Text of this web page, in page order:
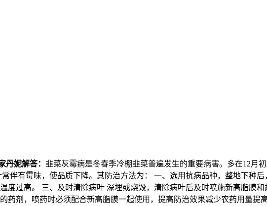
丹妮解答： 韭菜灰霉病是冬春季冷棚韭菜普遍发生的重要病害。多在12月
伴有霉味，使品质下降。其防治方法为： 一、选用抗病品种，整地下种
过高。 三、及时清除病叶 深埋或烧毁，清除病叶后及时喷施新高脂膜
剂，喷药时必须配合新高脂膜一起使用，提高防治效果减少农药用量提